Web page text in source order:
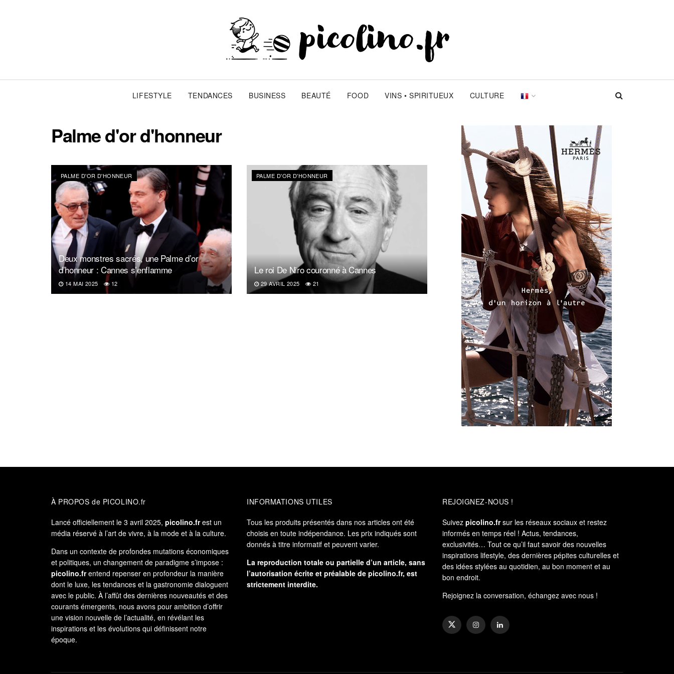
LIFESTYLE TENDANCES BUSINESS BEAUTÉ FOOD VINS • SPIRITUEUX CULTURE
Palme d'or d'honneur
PALME D'OR D'HONNEUR
Deux monstres sacrés, une Palme d’or
d’honneur : Cannes s’enflamme
14 MAI 2025 12
PALME D'OR D'HONNEUR
Le roi De Niro couronné à Cannes
29 AVRIL 2025 21
À PROPOS de PICOLINO.fr
Lancé officiellement le 3 avril 2025, picolino.frest un
média réservé à l’art de vivre, à la mode et à la culture.
Dans un contexte de profondes mutations économiques
et politiques, un changement de paradigme s’impose :
picolino.frentend repenser en profondeur la manière
dont le luxe, les tendances et la gastronomie dialoguent
avec le public. À l’affût des dernières nouveautés et des
courants émergents, nous avons pour ambition d’offrir
une vision nouvelle de l’actualité, en révélant les
inspirations et les évolutions qui définissent notre
époque.
INFORMATIONS UTILES
Tous les produits présentés dans nos articles ont été
choisis en toute indépendance. Les prix indiqués sont
donnés à titre informatif et peuvent varier.
La reproduction totale ou partielle d’un article, sans
l’autorisation écrite et préalable de picolino.fr, est
strictement interdite.
REJOIGNEZ-NOUS !
Suivez picolino.frsur les réseaux sociaux et restez
informés en temps réel ! Actus, tendances,
exclusivités… Tout ce qu’il faut savoir des nouvelles
inspirations lifestyle, des dernières pépites culturelles et
des idées stylées au quotidien, au bon moment et au
bon endroit.
Rejoignez la conversation, échangez avec nous !